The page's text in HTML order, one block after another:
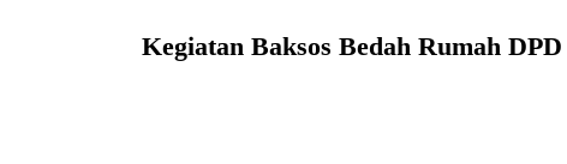
Kegiatan Baksos Bedah Rumah